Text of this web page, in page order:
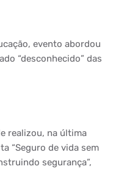
evento abordou
“desconhecido” das
realizou, na última
“Seguro de vida sem
segurança”,